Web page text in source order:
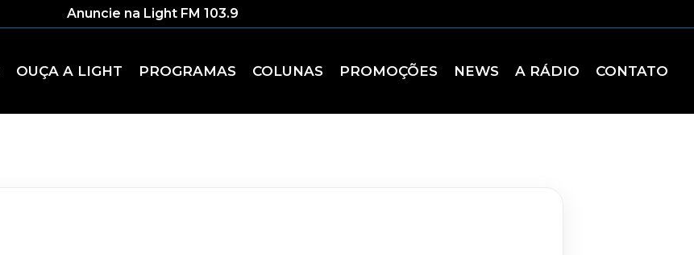
Anuncie na Light FM 103.9
OUÇA A LIGHT PROGRAMAS COLUNAS PROMOÇÕES NEWS A RÁDIO CONTATO